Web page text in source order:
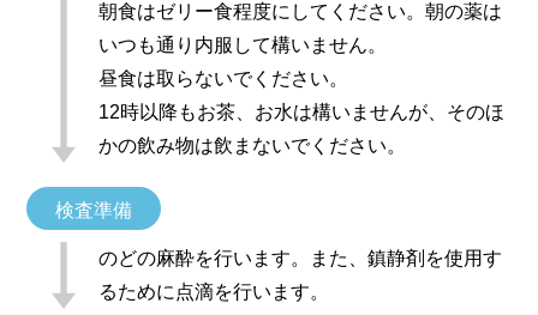
朝食はゼリー食程度にしてください。朝の薬は
いつも通り内服して構いません。
昼食は取らないでください。
12時以降もお茶、お水は構いませんが、そのほ
かの飲み物は飲まないでください。
検査準備
のどの麻酔を行います。また、鎮静剤を使用す
るために点滴を行います。